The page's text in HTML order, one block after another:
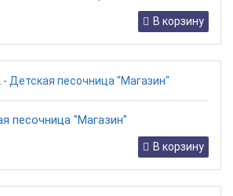
В корзину
песочница "Магазин"
В корзину